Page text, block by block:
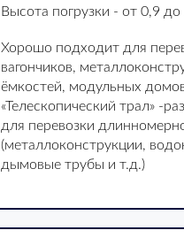
Высота погрузки - от 0,9
Хорошо подходит для
вагончиков,
ёмкостей, модульных
«Телескопический трал» -
для перевозки
(металлоконструкции,
дымовые трубы и т.д.)